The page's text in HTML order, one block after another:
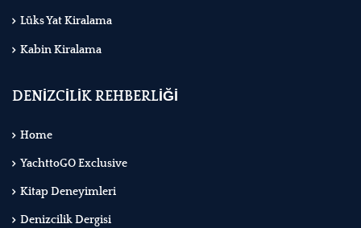
Lüks Yat Kiralama
Kabin Kiralama
DENİZCİLİK REHBERLİĞİ
Home
YachttoGO Exclusive
Kitap Deneyimleri
Denizcilik Dergisi